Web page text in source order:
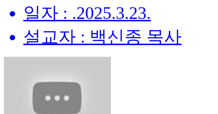
일자 : .2025.3.23.
설교자 : 백신종 목사